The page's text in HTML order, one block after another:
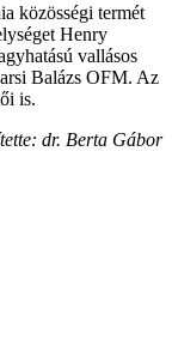
közösségi termét
Henry
vallásos
Balázs OFM. Az
is.
dr. Berta Gábor